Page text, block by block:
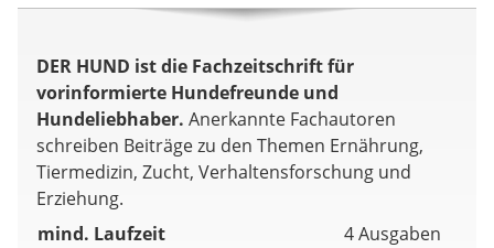
DER HUND ist die Fachzeitschrift für
vorinformierte Hundefreunde und
Hundeliebhaber. Anerkannte Fachautoren
schreiben Beiträge zu den Themen Ernährung,
Tiermedizin, Zucht, Verhaltensforschung und
Erziehung.
mind. Laufzeit
4 Ausgaben